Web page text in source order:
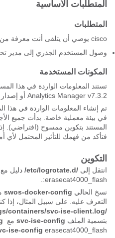
المتطلبات الأساسية
المتطلبات
cisco يوصي أن يتلقى أنت معرفة من هذا موضوع:
وصول المستخدم الجذري إلى مدير
المكونات المستخدمة
تستند المعلومات الواردة في هذا
Analytics Manager v7.3.2 أو إصدار أحدث.
تم إنشاء المعلومات الواردة في هذا
في بيئة معملية خاصة. بدأت جميع
المستند بتكوين ممسوح (افتراضي).
فتأكد من فهمك للتأثير المحتمل لأي
التكوين
انتقل إلى /etc/logrotate.d/ دليل مع
erasecat4000_flash:.
نسخ الحالي swos-docker-config
التعرف عليه. على سبيل المثال، إذا
/lancope/var/logs/containers/svc-ise-client.log
بتسمية الملف svc-ise-config مع
ise-config erasecat4000_flash:.